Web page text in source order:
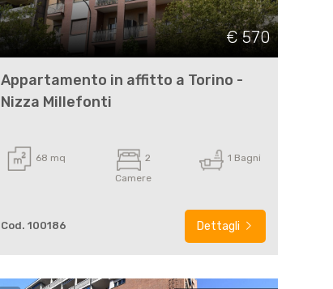
€ 570
Appartamento in affitto a Torino -
Nizza Millefonti
68 mq
2
Camere
1 Bagni
Cod. 100186 Dettagli